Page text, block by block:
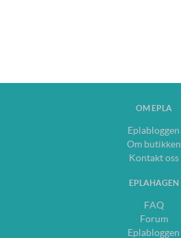
OM EPLA
Eplabloggen
Om butikken
Kontakt oss
EPLAHAGEN
FAQ
Forum
Eplabloggen